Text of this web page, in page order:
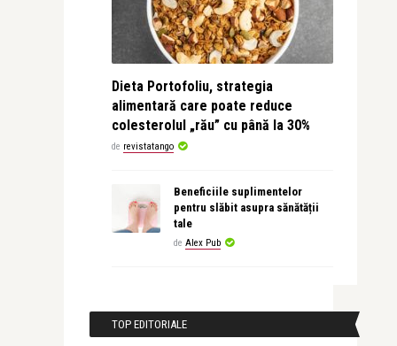
Dieta Portofoliu, strategia
alimentară care poate reduce
colesterolul „rău” cu până la 30%
de revistatango
Beneficiile suplimentelor
pentru slăbit asupra sănătății
tale
de Alex Pub
TOP EDITORIALE